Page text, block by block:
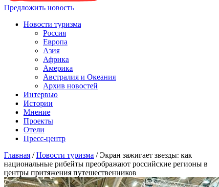
Предложить новость
Новости туризма
Россия
Европа
Азия
Африка
Америка
Австралия и Океания
Архив новостей
Интервью
Истории
Мнение
Проекты
Отели
Пресс-центр
Главная /Новости туризма /Экран зажигает звезды: как
национальные рибейты преображают российские регионы в
центры притяжения путешественников